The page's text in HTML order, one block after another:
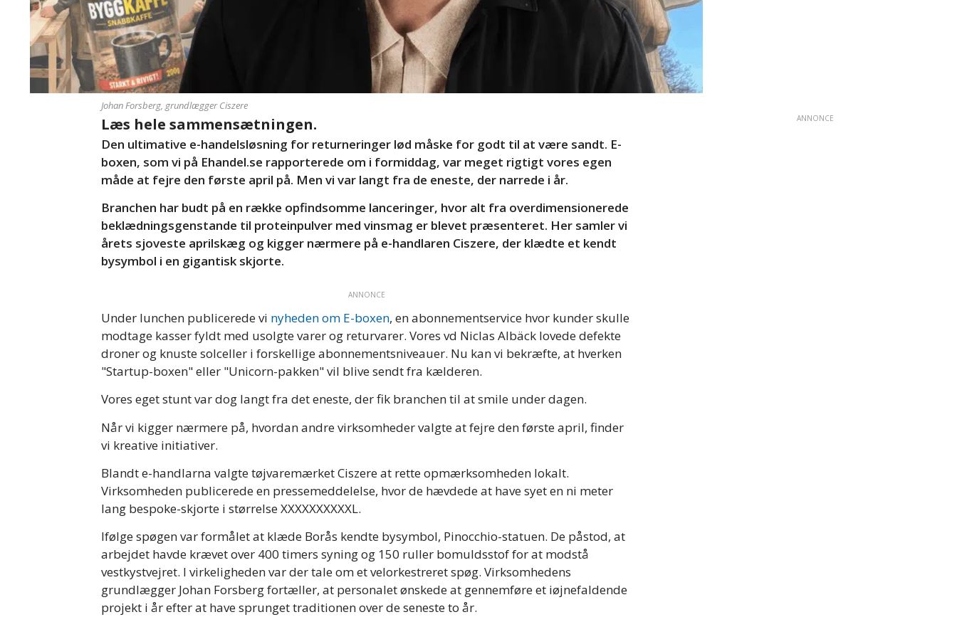
Johan Forsberg, grundlægger Ciszere
Læs hele sammensætningen.
Den ultimative e-handelsløsning for returneringer lød måske for godt til at være sandt. E-
boxen, som vi på Ehandel.se rapporterede om i formiddag, var meget rigtigt vores egen
måde at fejre den første april på. Men vi var langt fra de eneste, der narrede i år.
Branchen har budt på en række opfindsomme lanceringer, hvor alt fra overdimensionerede
beklædningsgenstande til proteinpulver med vinsmag er blevet præsenteret. Her samler vi
årets sjoveste aprilskæg og kigger nærmere på e-handlaren Ciszere, der klædte et kendt
bysymbol i en gigantisk skjorte.
ANNONCE
Under lunchen publicerede vi nyheden om E-boxen, en abonnementservice hvor kunder skulle
modtage kasser fyldt med usolgte varer og returvarer. Vores vd Niclas Albäck lovede defekte
droner og knuste solceller i forskellige abonnementsniveauer. Nu kan vi bekræfte, at hverken
"Startup-boxen" eller "Unicorn-pakken" vil blive sendt fra kælderen.
Vores eget stunt var dog langt fra det eneste, der fik branchen til at smile under dagen.
Når vi kigger nærmere på, hvordan andre virksomheder valgte at fejre den første april, finder
vi kreative initiativer.
Blandt e-handlarna valgte tøjvaremærket Ciszere at rette opmærksomheden lokalt.
Virksomheden publicerede en pressemeddelelse, hvor de hævdede at have syet en ni meter
lang bespoke-skjorte i størrelse XXXXXXXXXXL.
Ifølge spøgen var formålet at klæde Borås kendte bysymbol, Pinocchio-statuen. De påstod, at
arbejdet havde krævet over 400 timers syning og 150 ruller bomuldsstof for at modstå
vestkystvejret. I virkeligheden var der tale om et velorkestreret spøg. Virksomhedens
grundlægger Johan Forsberg fortæller, at personalet ønskede at gennemføre et iøjnefaldende
projekt i år efter at have sprunget traditionen over de seneste to år.
ANNONCE